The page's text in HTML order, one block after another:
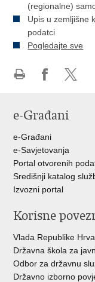
(regionalne)
Upis u zemljišne
podatci
Pogledajte sve
FacebookuTwitteru
e-Građani
e-Građani
e-Savjetovanja
Portal otvorenih
Središnji katalog
Izvozni portal
Korisne
Vlada Republike
Državna škola za
Odbor za državnu
Državno izborno